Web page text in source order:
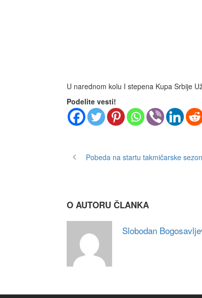
U narednom kolu I stepena Kupa Srbije
Podelite vesti!
Pobeda na startu takmičarske
O AUTORU ČLANKA
Slobodan